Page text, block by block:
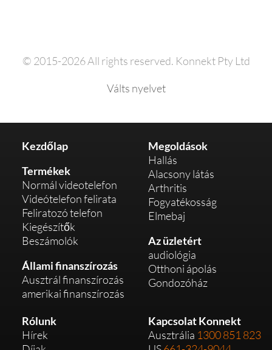
© 2015-2026 All rights reserved. Konnekt Pty Ltd
Válts nyelvet
Kezdőlap
Termékek
Normál videotelefon
Videótelefon felirata
Feliratozó telefon
Kiegészítők
Beszámolók
Állami finanszírozás
Ausztrál finanszírozás
amerikai finanszírozás
Megoldások
Hallás
Alacsony látás
Arthritis
Fogyatékosság
Elmebaj
Az üzletért
audiológia
Otthoni ápolás
Gondozóház
Rólunk
Hírek
Kapcsolat Konnekt
Ausztrália 1300 851 823